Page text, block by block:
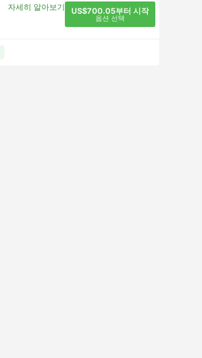
자세히 알아보기 US$700.05부터 시작
옵션 선택